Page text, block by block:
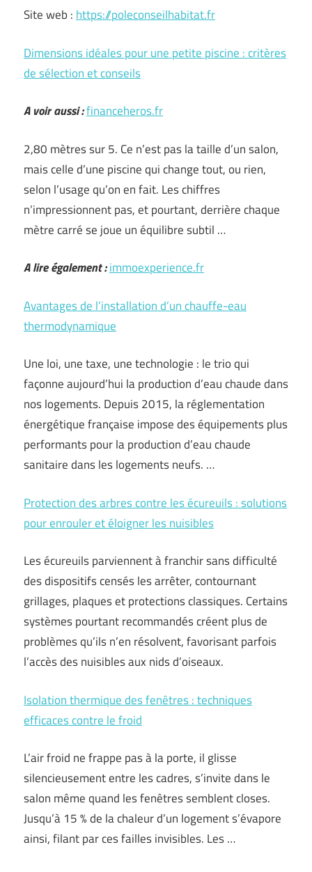
Site web : https://poleconseilhabitat.fr
Dimensions idéales pour une petite piscine : critères
de sélection et conseils
A voir aussi :financeheros.fr
2,80 mètres sur 5. Ce n’est pas la taille d’un salon,
mais celle d’une piscine qui change tout, ou rien,
selon l’usage qu’on en fait. Les chiffres
n’impressionnent pas, et pourtant, derrière chaque
mètre carré se joue un équilibre subtil …
A lire également :immoexperience.fr
Avantages de l’installation d’un chauffe-eau
thermodynamique
Une loi, une taxe, une technologie : le trio qui
façonne aujourd’hui la production d’eau chaude dans
nos logements. Depuis 2015, la réglementation
énergétique française impose des équipements plus
performants pour la production d’eau chaude
sanitaire dans les logements neufs. …
Protection des arbres contre les écureuils : solutions
pour enrouler et éloigner les nuisibles
Les écureuils parviennent à franchir sans difficulté
des dispositifs censés les arrêter, contournant
grillages, plaques et protections classiques. Certains
systèmes pourtant recommandés créent plus de
problèmes qu’ils n’en résolvent, favorisant parfois
l’accès des nuisibles aux nids d’oiseaux.
Isolation thermique des fenêtres : techniques
efficaces contre le froid
L’air froid ne frappe pas à la porte, il glisse
silencieusement entre les cadres, s’invite dans le
salon même quand les fenêtres semblent closes.
Jusqu’à 15 % de la chaleur d’un logement s’évapore
ainsi, filant par ces failles invisibles. Les …